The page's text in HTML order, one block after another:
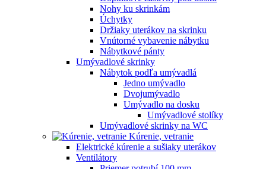
Nohy ku skrinkám
Úchytky
Držiaky uterákov na skrinku
Vnútorné vybavenie nábytku
Nábytkové pánty
Umývadlové skrinky
Nábytok podľa umývadlá
Jedno umývadlo
Dvojumývadlo
Umývadlo na dosku
Umývadlové stolíky
Umývadlové skrinky na WC
Kúrenie, vetranie
Elektrické kúrenie a sušiaky uterákov
Ventilátory